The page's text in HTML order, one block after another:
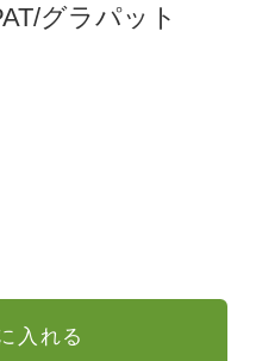
グラパット
入れる